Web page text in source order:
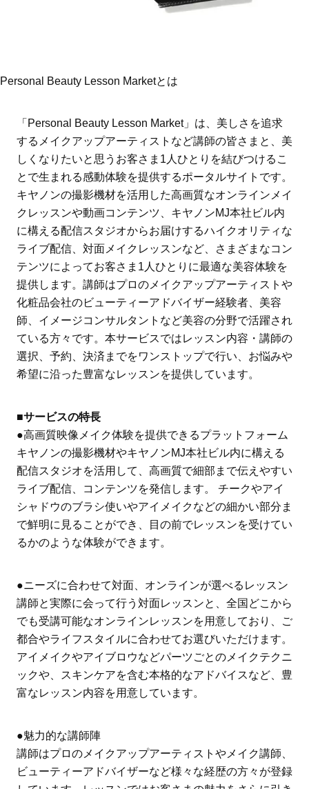
Personal Beauty Lesson Marketとは
「Personal Beauty Lesson Market」は、美しさを追求
するメイクアップアーティストなど講師の皆さまと、美
しくなりたいと思うお客さま1人ひとりを結びつけるこ
とで生まれる感動体験を提供するポータルサイトです。
キヤノンの撮影機材を活用した高画質なオンラインメイ
クレッスンや動画コンテンツ、キヤノンMJ本社ビル内
に構える配信スタジオからお届けするハイクオリティな
ライブ配信、対面メイクレッスンなど、さまざまなコン
テンツによってお客さま1人ひとりに最適な美容体験を
提供します。講師はプロのメイクアップアーティストや
化粧品会社のビューティーアドバイザー経験者、美容
師、イメージコンサルタントなど美容の分野で活躍され
ている方々です。本サービスではレッスン内容・講師の
選択、予約、決済までをワンストップで行い、お悩みや
希望に沿った豊富なレッスンを提供しています。
■サービスの特長
●高画質映像メイク体験を提供できるプラットフォーム
キヤノンの撮影機材やキヤノンMJ本社ビル内に構える
配信スタジオを活用して、高画質で細部まで伝えやすい
ライブ配信、コンテンツを発信します。 チークやアイ
シャドウのブラシ使いやアイメイクなどの細かい部分ま
で鮮明に見ることができ、目の前でレッスンを受けてい
るかのような体験ができます。
●ニーズに合わせて対面、オンラインが選べるレッスン
講師と実際に会って行う対面レッスンと、全国どこから
でも受講可能なオンラインレッスンを用意しており、ご
都合やライフスタイルに合わせてお選びいただけます。
アイメイクやアイブロウなどパーツごとのメイクテクニ
ックや、スキンケアを含む本格的なアドバイスなど、豊
富なレッスン内容を用意しています。
●魅力的な講師陣
講師はプロのメイクアップアーティストやメイク講師、
ビューティーアドバイザーなど様々な経歴の方々が登録